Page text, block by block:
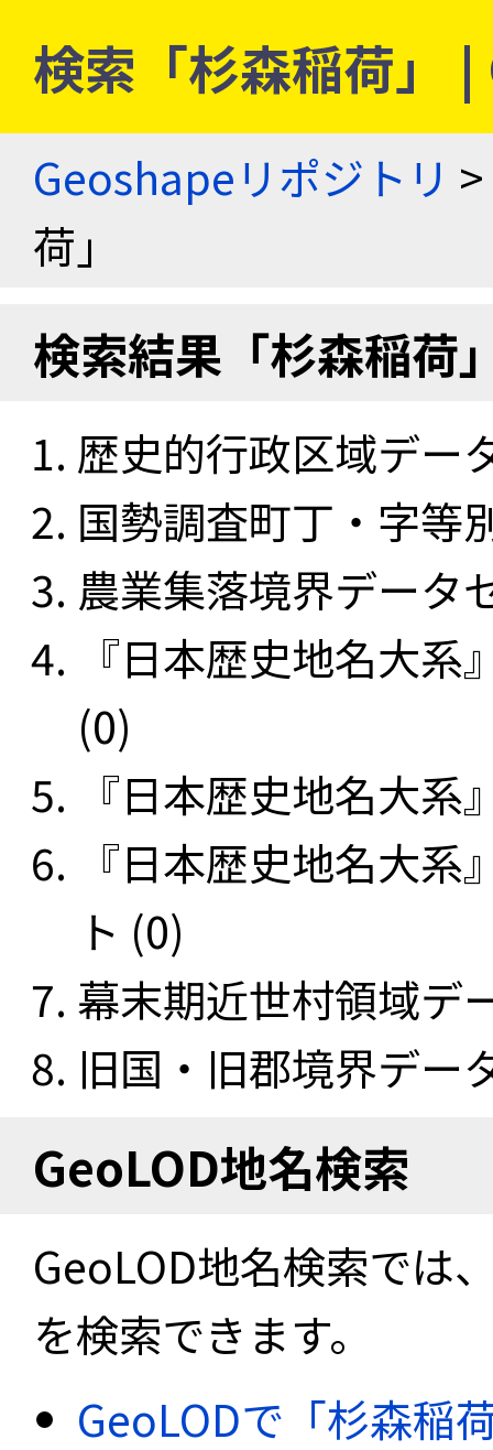
検索「杉森稲荷」
Geoshapeリポジトリ >
荷」
検索結果「杉森稲荷
歴史的行政区域デー
国勢調査町丁・字等
農業集落境界データ
『日本歴史地名大
(0)
『日本歴史地名大
『日本歴史地名大
ト (0)
幕末期近世村領域デ
旧国・旧郡境界デー
GeoLOD地名検索
GeoLOD地名検索では
を検索できます。
GeoLODで「杉森稲